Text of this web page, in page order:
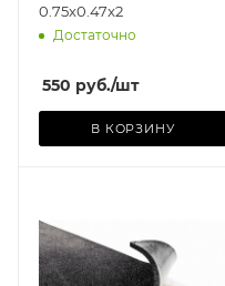
0.75x0.47x2
Достаточно
550 руб./шт
В КОРЗИНУ
Базовая единица
шт